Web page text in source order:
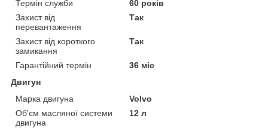
Термін служби
60 років
Захист від
перевантаження
Так
Захист від короткого
замикання
Так
Гарантійний термін
36 міс
Двигун
Марка двигуна
Volvo
Об'єм масляної системи
двигуна
12 л